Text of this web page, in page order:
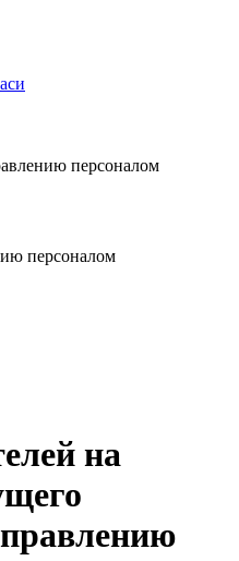
персоналом
персоналом
на